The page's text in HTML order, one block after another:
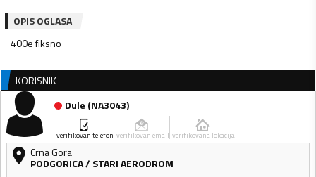
OPIS OGLASA
400e fiksno
KORISNIK
Dule (NA3043)
verifikovan telefon verifikovan email verifikovana lokacija
Crna Gora
PODGORICA/ STARI AERODROM